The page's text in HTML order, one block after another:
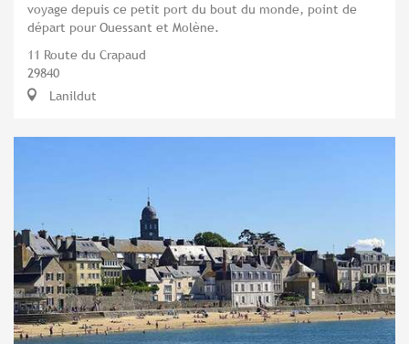
voyage depuis ce petit port du bout du monde, point de
départ pour Ouessant et Molène.
11 Route du Crapaud
29840
Lanildut